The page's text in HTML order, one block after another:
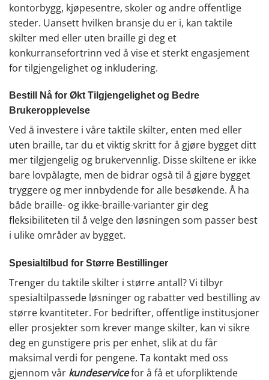
kontorbygg, kjøpesentre, skoler og andre offentlige
steder. Uansett hvilken bransje du er i, kan taktile
skilter med eller uten braille gi deg et
konkurransefortrinn ved å vise et sterkt engasjement
for tilgjengelighet og inkludering.
Bestill Nå for Økt Tilgjengelighet og Bedre
Brukeropplevelse
Ved å investere i våre taktile skilter, enten med eller
uten braille, tar du et viktig skritt for å gjøre bygget ditt
mer tilgjengelig og brukervennlig. Disse skiltene er ikke
bare lovpålagte, men de bidrar også til å gjøre bygget
tryggere og mer innbydende for alle besøkende. Å ha
både braille- og ikke-braille-varianter gir deg
fleksibiliteten til å velge den løsningen som passer best
i ulike områder av bygget.
Spesialtilbud for Større Bestillinger
Trenger du taktile skilter i større antall? Vi tilbyr
spesialtilpassede løsninger og rabatter ved bestilling av
større kvantiteter. For bedrifter, offentlige institusjoner
eller prosjekter som krever mange skilter, kan vi sikre
deg en gunstigere pris per enhet, slik at du får
maksimal verdi for pengene. Ta kontakt med oss
gjennom vår kundeservicefor å få et uforpliktende